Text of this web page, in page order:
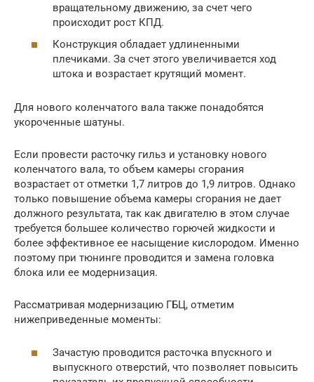
вращательному движению, за счет чего
происходит рост КПД.
Конструкция обладает удлиненными
плечиками. За счет этого увеличивается ход
штока и возрастает крутящий момент.
Для нового коленчатого вала также понадобятся
укороченные шатуны.
Если провести расточку гильз и установку нового
коленчатого вала, то объем камеры сгорания
возрастает от отметки 1,7 литров до 1,9 литров. Однако
только повышение объема камеры сгорания не дает
должного результата, так как двигателю в этом случае
требуется большее количество горючей жидкости и
более эффективное ее насыщение кислородом. Именно
поэтому при тюнинге проводится и замена головка
блока или ее модернизация.
Рассматривая модернизацию ГБЦ, отметим
нижеприведенные моменты:
Зачастую проводится расточка впускного и
выпускного отверстий, что позволяет повысить